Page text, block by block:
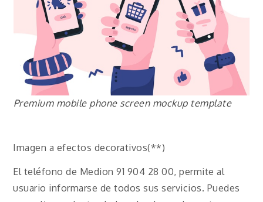
Premium mobile phone screen mockup template
Imagen a efectos decorativos(**)
El teléfono de Medion 91 904 28 00, permite al
usuario informarse de todos sus servicios. Puedes